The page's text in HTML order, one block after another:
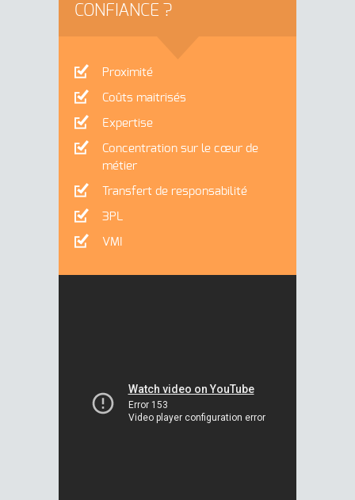
CONFIANCE ?
Proximité
Coûts maitrisés
Expertise
Concentration sur le cœur de
métier
Transfert de responsabilité
3PL
VMI